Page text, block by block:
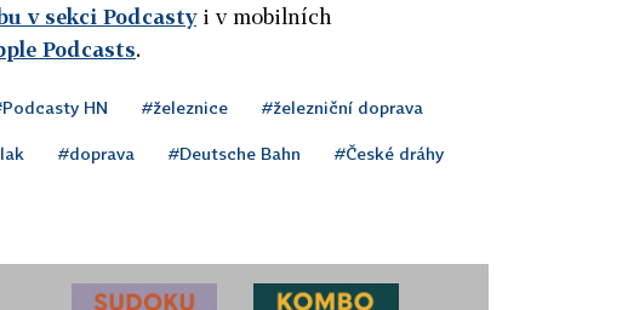
v sekci Podcastyi v mobilních
Podcasts.
HN #železnice #železniční doprava
#doprava #Deutsche Bahn #České dráhy